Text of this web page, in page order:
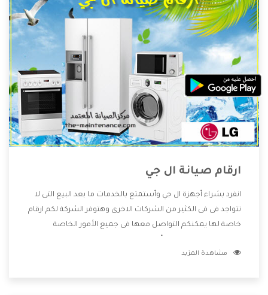
ارقام صيانة ال جي
انفرد بشراء أجهزة ال جي وأستمتع بالخدمات ما بعد البيع التى لا
تتواجد فى فى الكثير من الشركات الاخرى وهتوفر الشركة لكم ارقام
خاصة لها يمكنكم التواصل معها فى جميع الأمور الخاصة
من خلال العروض والخصومات التى تتقدم لكم .
مشاهدة المزيد